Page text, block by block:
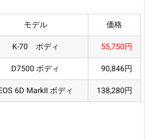
モデル 価格
K-70 ボディ 55,750円
D7500 ボディ 90,846円
6D MarkII ボディ 138,280円